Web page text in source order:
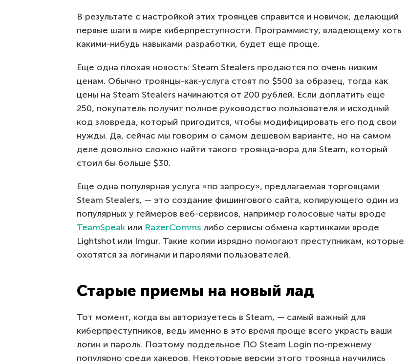
В результате с настройкой этих троянцев справится и новичок, делающий
первые шаги в мире киберпреступности. Программисту, владеющему хоть
какими-нибудь навыками разработки, будет еще проще.
Еще одна плохая новость: Steam Stealers продаются по очень низким
ценам. Обычно троянцы-как-услуга стоят по $500 за образец, тогда как
цены на Steam Stealers начинаются от 200 рублей. Если доплатить еще
250, покупатель получит полное руководство пользователя и исходный
код зловреда, который пригодится, чтобы модифицировать его под свои
нужды. Да, сейчас мы говорим о самом дешевом варианте, но на самом
деле довольно сложно найти такого троянца-вора для Steam, который
стоил бы больше $30.
Еще одна популярная услуга «по запросу», предлагаемая торговцами
Steam Stealers, — это создание фишингового сайта, копирующего один из
популярных у геймеров веб-сервисов, например голосовые чаты вроде
TeamSpeak или RazerComms либо сервисы обмена картинками вроде
Lightshot или Imgur. Такие копии изрядно помогают преступникам, которые
охотятся за логинами и паролями пользователей.
Старые приемы на новый лад
Тот момент, когда вы авторизуетесь в Steam, — самый важный для
киберпреступников, ведь именно в это время проще всего украсть ваши
логин и пароль. Поэтому поддельное ПО Steam Login по-прежнему
популярно среди хакеров. Некоторые версии этого троянца научились